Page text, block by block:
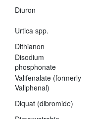
Diuron
Urtica spp.
Dithianon
Disodium
phosphonate
Valifenalate (formerly
Valiphenal)
Diquat (dibromide)